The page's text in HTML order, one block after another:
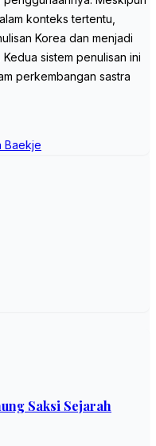
konteks tertentu,
Korea dan menjadi
sistem penulisan ini
perkembangan sastra
Baekje
Saksi Sejarah